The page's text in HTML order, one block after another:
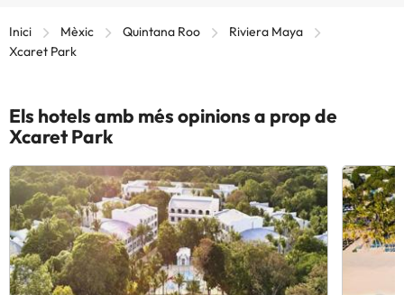
Inici Mèxic Quintana Roo
Riviera Maya
Xcaret Park
Els hotels amb més opinions a prop de
Xcaret Park